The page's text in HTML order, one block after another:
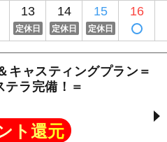
13
定休日
14
定休日
15
定休日
16
キャスティングプラン＝
テラ完備！＝
ト還元